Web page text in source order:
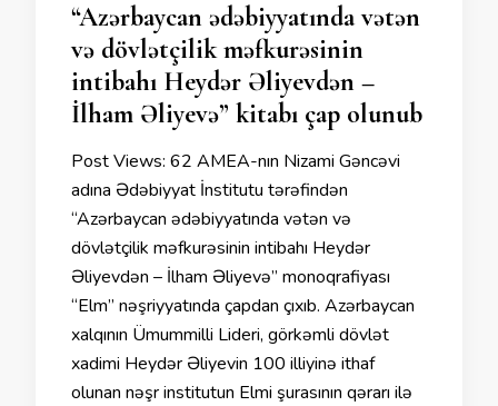
“Azərbaycan ədəbiyyatında vətən
və dövlətçilik məfkurəsinin
intibahı Heydər Əliyevdən –
İlham Əliyevə” kitabı çap olunub
Post Views: 62 AMEA-nın Nizami Gəncəvi
adına Ədəbiyyat İnstitutu tərəfindən
“Azərbaycan ədəbiyyatında vətən və
dövlətçilik məfkurəsinin intibahı Heydər
Əliyevdən – İlham Əliyevə” monoqrafiyası
“Elm” nəşriyyatında çapdan çıxıb. Azərbaycan
xalqının Ümummilli Lideri, görkəmli dövlət
xadimi Heydər Əliyevin 100 illiyinə ithaf
olunan nəşr institutun Elmi şurasının qərarı ilə